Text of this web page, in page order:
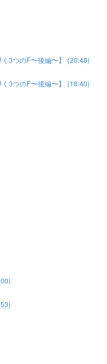
3つのF〜後編〜】 (20:48)
3つのF〜後編〜】 (18:40)